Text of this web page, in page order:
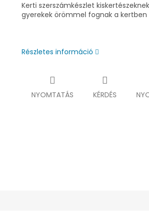
Kerti szerszámkészlet
gyerekek örömmel fognak a kertben
Részletes információ
NYOMTATÁS KÉRDÉS